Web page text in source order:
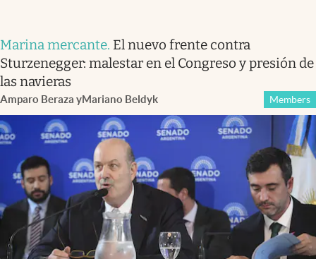
Marina mercante. El nuevo frente contra
Sturzenegger: malestar en el Congreso y presión de
las navieras
Amparo Beraza yMariano Beldyk Members